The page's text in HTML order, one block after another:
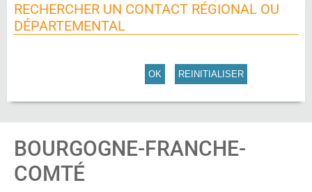
RECHERCHER UN CONTACT RÉGIONAL OU
DÉPARTEMENTAL
OK REINITIALISER
BOURGOGNE-FRANCHE-
COMTÉ